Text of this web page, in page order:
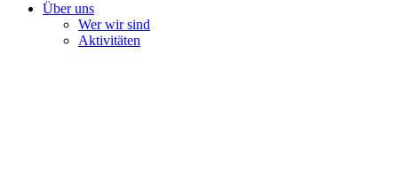
Über uns
Wer wir sind
Aktivitäten